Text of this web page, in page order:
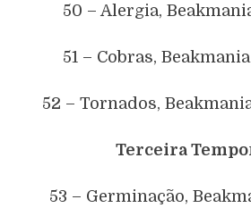
50 – Alergia,
51 – Cobras,
52 – Tornados,
Terceira
53 – Germinação,